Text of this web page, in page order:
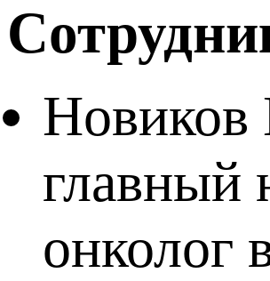
Новиков
главный
онколог